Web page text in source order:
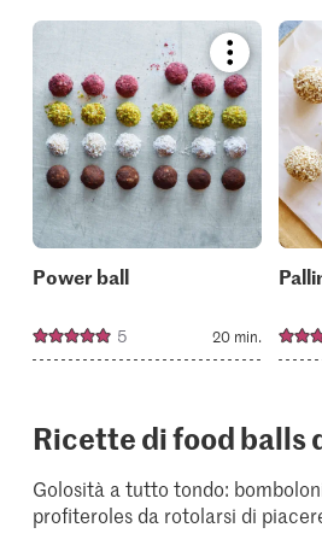
Bookmark
recipe
or
add
it
to
your
collections.
Power ball
5 20 min.
Ricette di food balls
Golosità a tutto tondo:
profiteroles da rotolarsi di